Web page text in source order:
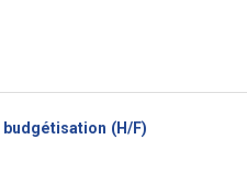
(H/F)